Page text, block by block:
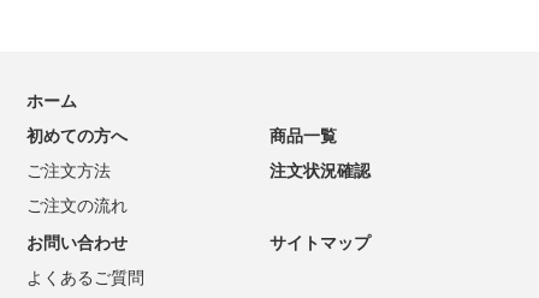
ホーム
初めての方へ
ご注文方法
ご注文の流れ
商品一覧
注文状況確認
お問い合わせ
よくあるご質問
サイトマップ